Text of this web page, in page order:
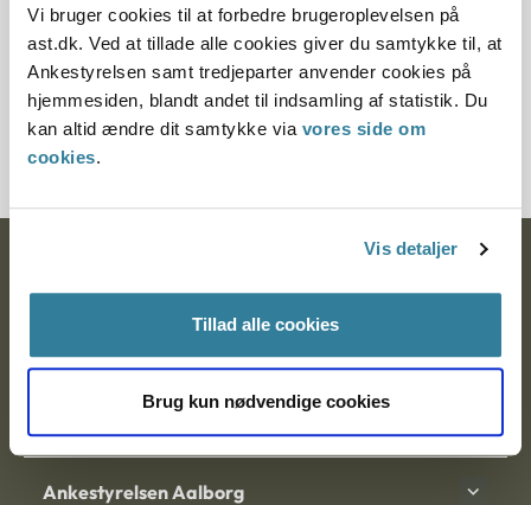
Vi bruger cookies til at forbedre brugeroplevelsen på
ast.dk. Ved at tillade alle cookies giver du samtykke til, at
Ankestyrelsen samt tredjeparter anvender cookies på
hjemmesiden, blandt andet til indsamling af statistik. Du
kan altid ændre dit samtykke via vores side om
cookies.
Vis detaljer
Tillad alle cookies
Brug kun nødvendige cookies
§ 22 § 40 § 17
Journalnummer
21513-95
Nytorv 7, 2. sal
9000 Aalborg
Ankestyrelsen Aalborg